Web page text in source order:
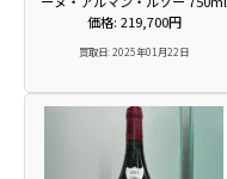
価格: 219,700円
買取日: 2025年01月22日